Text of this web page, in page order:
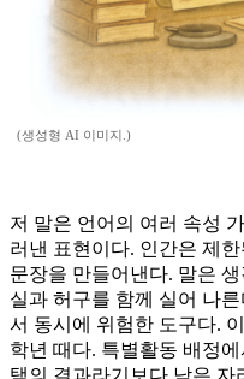
(생성형 AI 이미지.)
저 말은 언어의 여러 속성
러낸 표현이다. 인간은 제
문장을 만들어낸다. 말은
실과 허구를 함께 실어 나
서 동시에 위험한 도구다.
학년 때다. 특별활동 배정